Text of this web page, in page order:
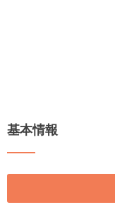
基本情報